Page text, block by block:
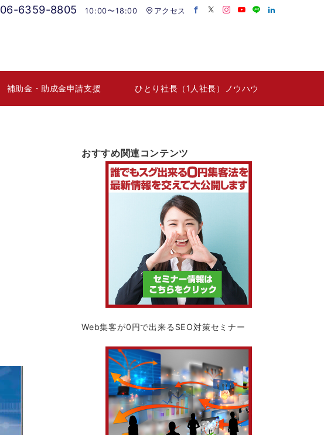
06-6359-8805 10:00〜18:00 アクセス
補助金・助成金申請支援 ひとり社長（1人社長）ノウハウ
おすすめ関連コンテンツ
Web集客が0円で出来るSEO対策セミナー